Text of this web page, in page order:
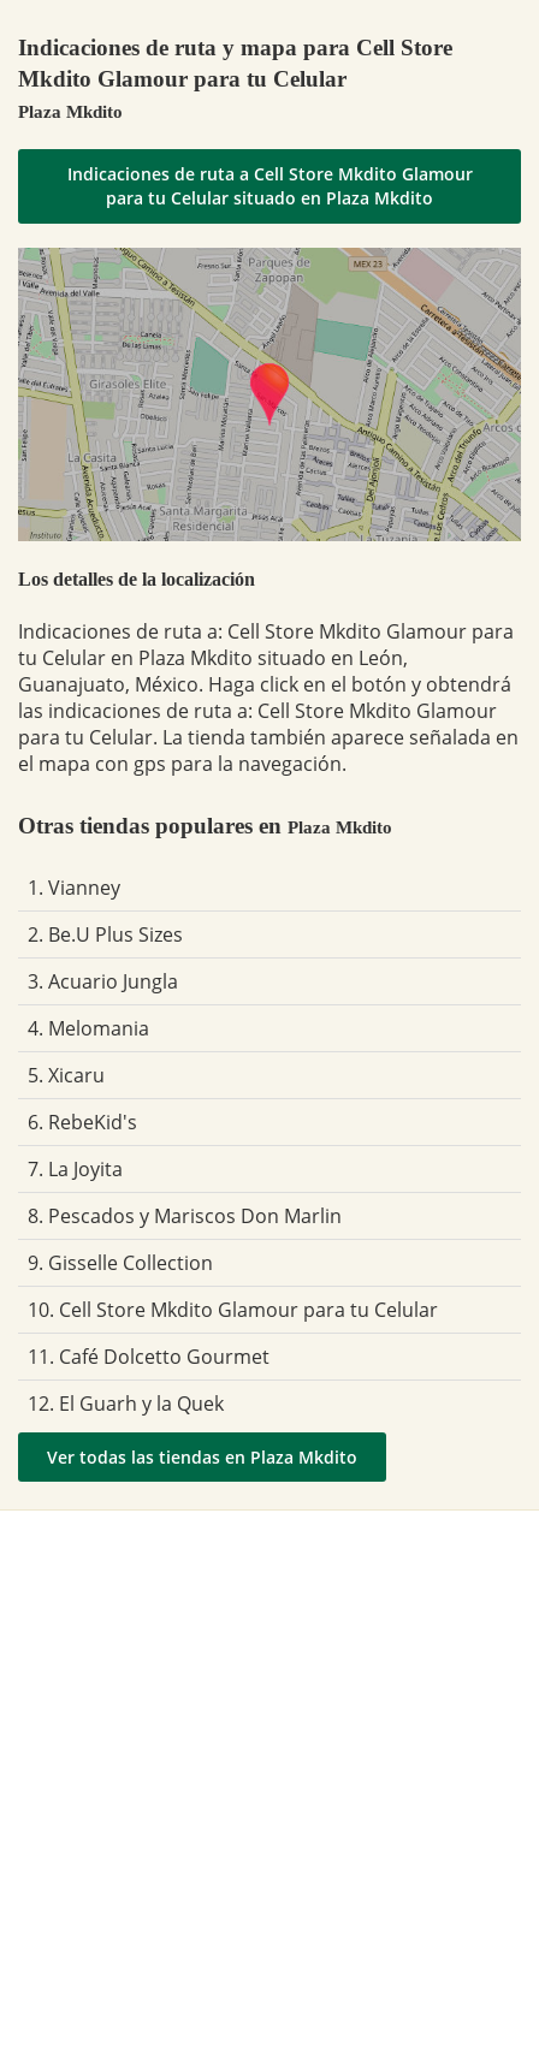
Indicaciones de ruta y mapa para Cell Store
Mkdito Glamour para tu Celular
Plaza Mkdito
Indicaciones de ruta a Cell Store Mkdito Glamour
para tu Celular situado en Plaza Mkdito
Los detalles de la localización
Indicaciones de ruta a: Cell Store Mkdito Glamour para
tu Celular en Plaza Mkdito situado en León,
Guanajuato, México. Haga click en el botón y obtendrá
las indicaciones de ruta a: Cell Store Mkdito Glamour
para tu Celular. La tienda también aparece señalada en
el mapa con gps para la navegación.
Otras tiendas populares en Plaza Mkdito
1. Vianney
2. Be.U Plus Sizes
3. Acuario Jungla
4. Melomania
5. Xicaru
6. RebeKid's
7. La Joyita
8. Pescados y Mariscos Don Marlin
9. Gisselle Collection
10. Cell Store Mkdito Glamour para tu Celular
11. Café Dolcetto Gourmet
12. El Guarh y la Quek
Ver todas las tiendas en Plaza Mkdito